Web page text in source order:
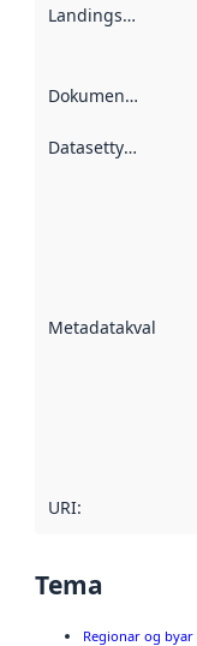
Landingsside
Dokumentasjon
Datasettype
Metadatakvalitet
URI:
Tema
Regionar og byar